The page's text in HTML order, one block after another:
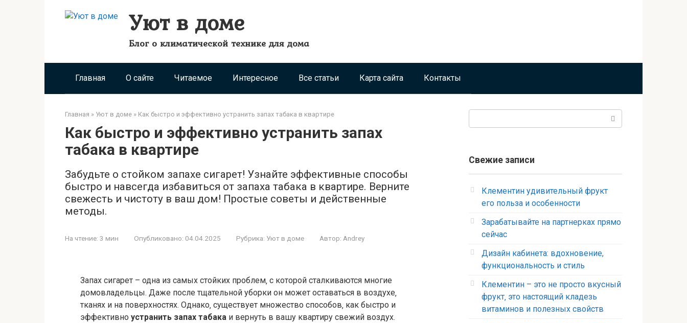
Уют в доме
Блог о климатической технике для дома
Главная О сайте Читаемое Интересное Все статьи Карта сайта Контакты
Главная » Уют в доме » Как быстро и эффективно устранить запах табака в квартире
Как быстро и эффективно устранить запах
табака в квартире
Забудьте о стойком запахе сигарет! Узнайте эффективные способы
быстро и навсегда избавиться от запаха табака в квартире. Верните
свежесть и чистоту в ваш дом! Простые советы и действенные
методы.
На чтение: 3 мин Опубликовано: 04.04.2025 Рубрика: Уют в доме Автор: Andrey
Запах сигарет – одна из самых стойких проблем‚ с которой сталкиваются многие
домовладельцы. Даже после тщательной уборки он может оставаться в воздухе‚
тканях и на поверхностях. Однако‚ существует множество способов‚ как быстро и
эффективно устранить запах табака и вернуть в вашу квартиру свежий воздух.
Свежие записи
Клементин удивительный фрукт
его польза и особенности
Зарабатывайте на партнерках прямо
сейчас
Дизайн кабинета: вдохновение,
функциональность и стиль
Клементин – это не просто вкусный
фрукт‚ это настоящий кладезь
витаминов и полезных свойств